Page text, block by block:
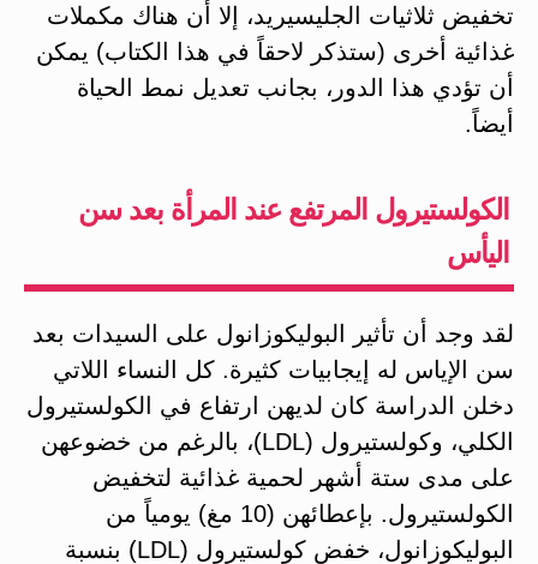
تخفيض ثلاثيات الجليسيريد، إلا أن هناك مكملات
غذائية أخرى (ستذكر لاحقاً في هذا الكتاب) يمكن
أن تؤدي هذا الدور، بجانب تعديل نمط الحياة
أيضاً.
الكولستيرول المرتفع عند المرأة بعد سن
اليأس
لقد وجد أن تأثير البوليكوزانول على السيدات بعد
سن الإياس له إيجابيات كثيرة. كل النساء اللاتي
دخلن الدراسة كان لديهن ارتفاع في الكولستيرول
الكلي، وكولستيرول (LDL)، بالرغم من خضوعهن
على مدى ستة أشهر لحمية غذائية لتخفيض
الكولستيرول. بإعطائهن (10 مغ) يومياً من
البوليكوزانول، خفض كولستيرول (LDL) بنسبة